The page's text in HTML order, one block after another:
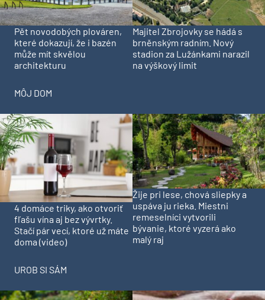
Pět novodobých plováren,
které dokazují, že i bazén
může mít skvělou
architekturu
Majitel Zbrojovky se hádá s
brněnským radním. Nový
stadion za Lužánkami narazil
na výškový limit
MÔJ DOM
4 domáce triky, ako otvoriť
fľašu vína aj bez vývrtky.
Stačí pár vecí, ktoré už máte
doma (video)
Žije pri lese, chová sliepky a
uspáva ju rieka. Miestni
remeselníci vytvorili
bývanie, ktoré vyzerá ako
malý raj
UROB SI SÁM